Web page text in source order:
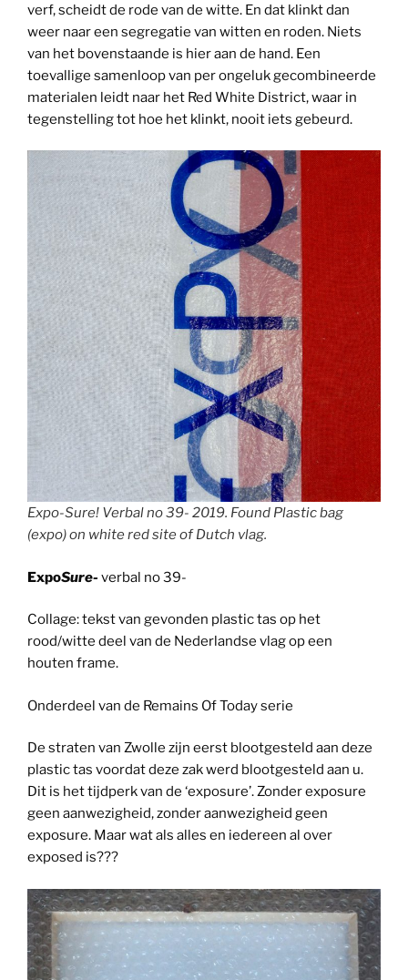
verf, scheidt de rode van de witte. En dat klinkt dan
weer naar een segregatie van witten en roden. Niets
van het bovenstaande is hier aan de hand. Een
toevallige samenloop van per ongeluk gecombineerde
materialen leidt naar het Red White District, waar in
tegenstelling tot hoe het klinkt, nooit iets gebeurd.
Expo-Sure! Verbal no 39- 2019. Found Plastic bag
(expo) on white red site of Dutch vlag.
ExpoSure- verbal no 39-
Collage: tekst van gevonden plastic tas op het
rood/witte deel van de Nederlandse vlag op een
houten frame.
Onderdeel van de Remains Of Today serie
De straten van Zwolle zijn eerst blootgesteld aan deze
plastic tas voordat deze zak werd blootgesteld aan u.
Dit is het tijdperk van de ‘exposure’. Zonder exposure
geen aanwezigheid, zonder aanwezigheid geen
exposure. Maar wat als alles en iedereen al over
exposed is???